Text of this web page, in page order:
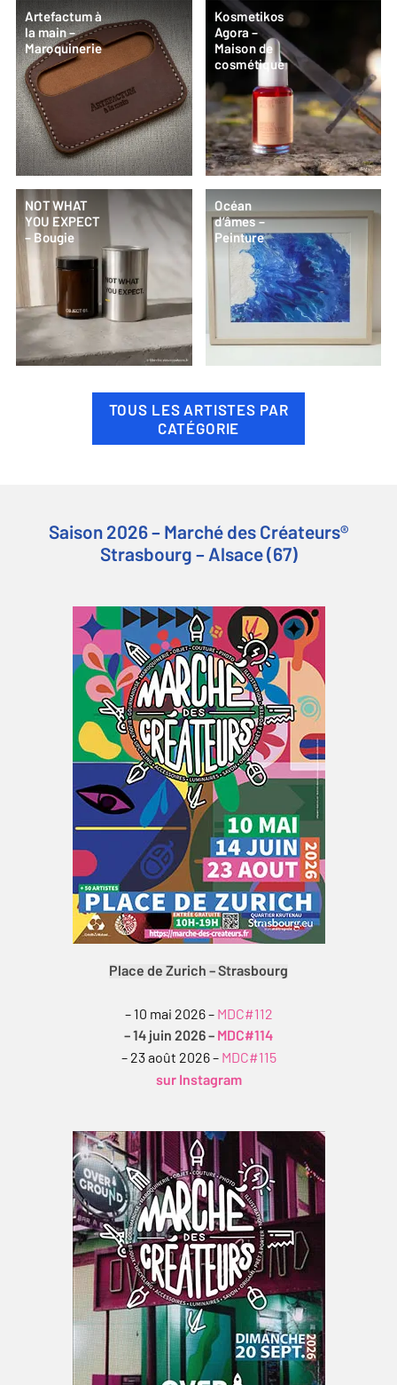
Artefactum à
la main –
Maroquinerie
Kosmetikos
Agora –
Maison de
cosmétique
NOT WHAT
YOU EXPECT
– Bougie
Océan
d’âmes –
Peinture
TOUS LES ARTISTES PAR
CATÉGORIE
Saison 2026 – Marché des Créateurs®
Strasbourg – Alsace (67)
Place de Zurich – Strasbourg
– 10 mai 2026 – MDC#112
– 14 juin 2026 – MDC#114
– 23 août 2026 – MDC#115
sur Instagram